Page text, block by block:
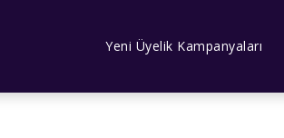
Yeni Üyelik Kampanyaları